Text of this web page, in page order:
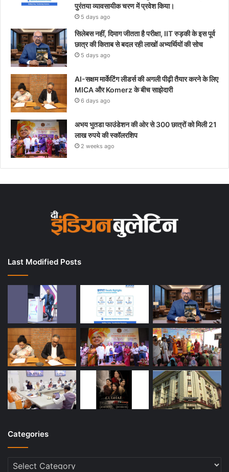
पुरंतया व्यावसायीक चरण में प्रवेश किया।
5 days ago
सिलेबस नहीं, दिमाग जीतता है परीक्षा, IIT रुड़की के इस पूर्व
छात्र की किताब से बदल रही लाखों अभ्यर्थियों की सोच
5 days ago
AI-सक्षम मार्केटिंग लीडर्स की अगली पीढ़ी तैयार करने के लिए
MICA और Komerz के बीच साझेदारी
6 days ago
अभय भुतडा फाउंडेशन की ओर से 300 छात्रों को मिली 21
लाख रुपये की स्कॉलरशिप
2 weeks ago
Last Modified Posts
Categories
Categories